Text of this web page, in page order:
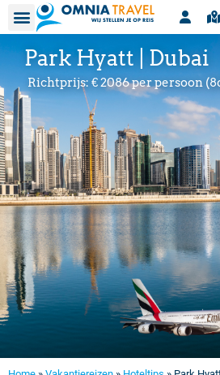
Park Hyatt | Dubai
Richtprijs: € 2086 per persoon